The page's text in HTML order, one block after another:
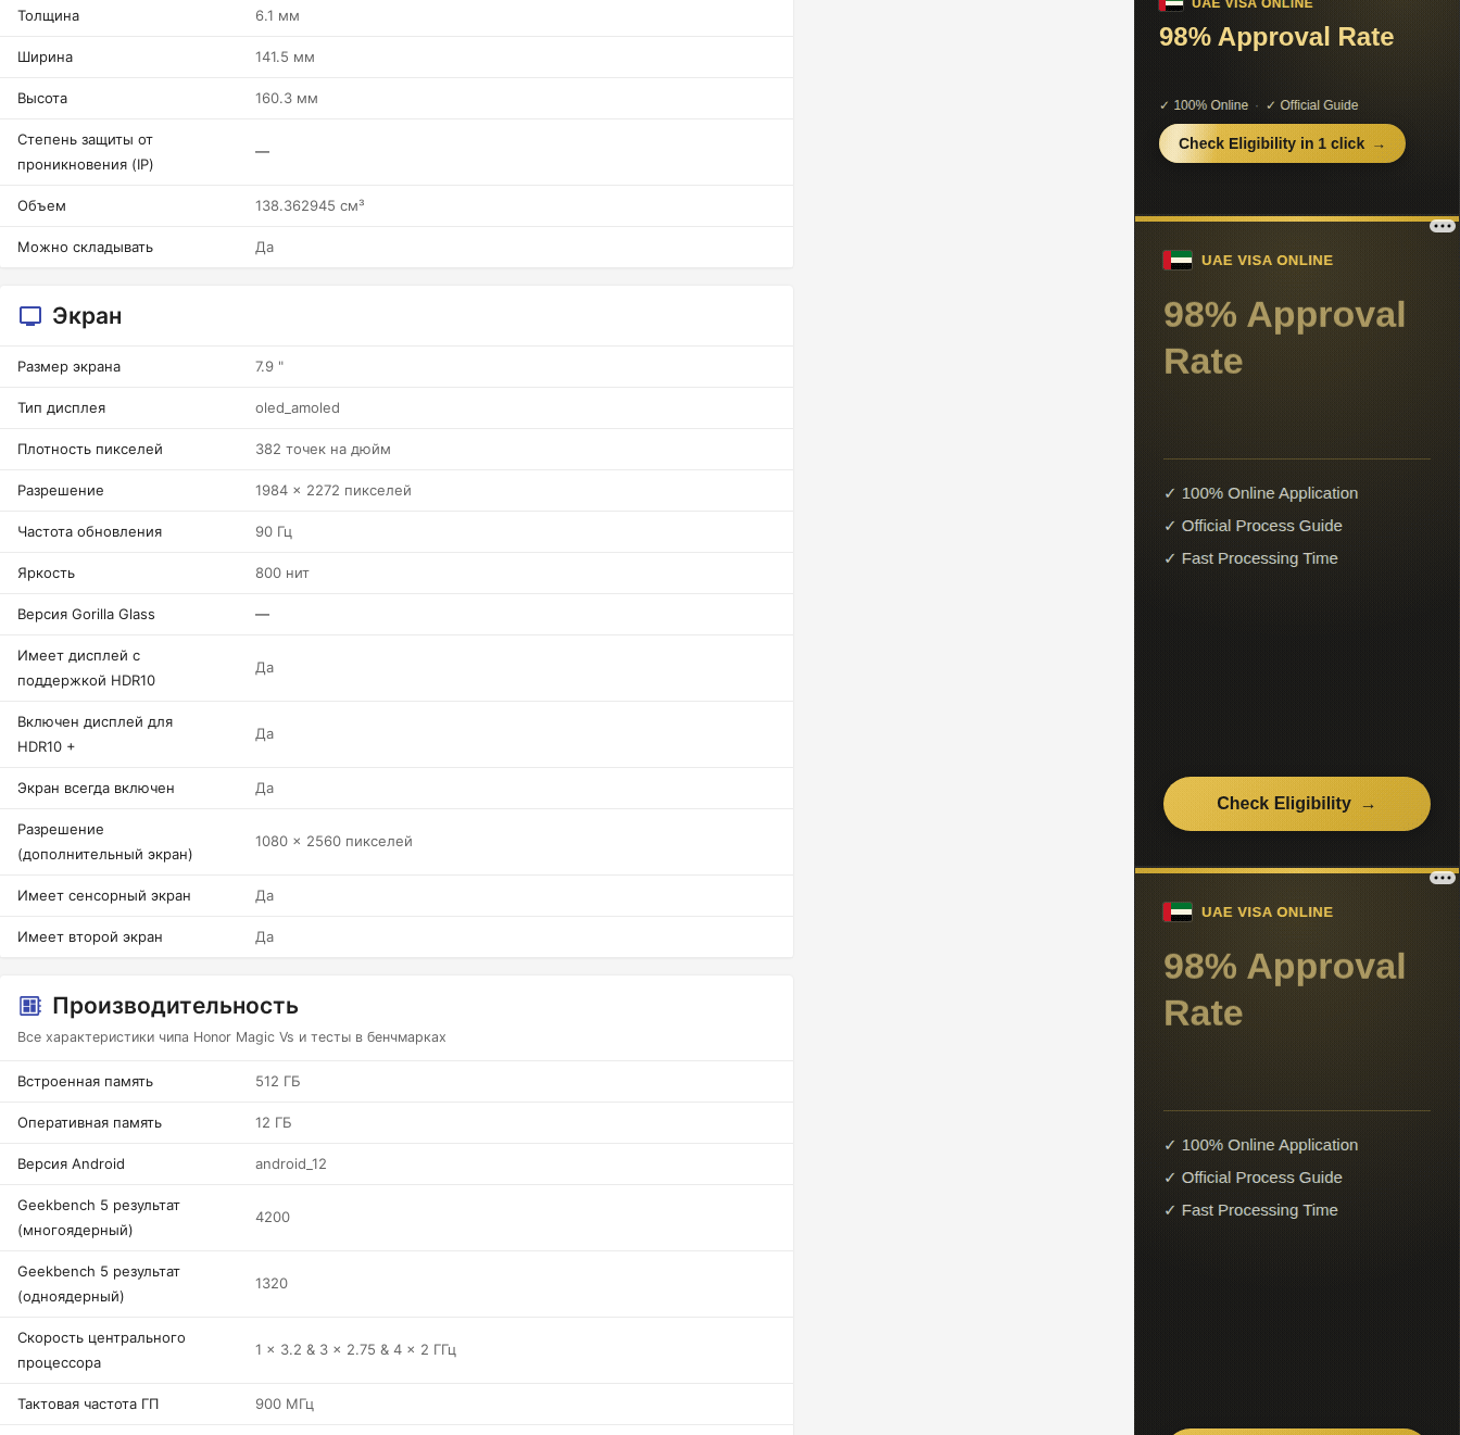
Толщина 6.1 мм
Ширина 141.5 мм
Высота 160.3 мм
Степень защиты от
проникновения (IP)
—
Объем 138.362945 см³
Можно складывать Да
Экран
Размер экрана 7.9 "
Тип дисплея oled_amoled
Плотность пикселей 382 точек на дюйм
Разрешение 1984 x 2272 пикселей
Частота обновления 90 Гц
Яркость 800 нит
Версия Gorilla Glass —
Имеет дисплей с
поддержкой HDR10
Да
Включен дисплей для
HDR10 +
Да
Экран всегда включен Да
Разрешение
(дополнительный экран)
1080 x 2560 пикселей
Имеет сенсорный экран Да
Имеет второй экран Да
Производительность
Все характеристики чипа Honor Magic Vs и тесты в бенчмарках
Встроенная память 512 ГБ
Оперативная память 12 ГБ
Версия Android android_12
Geekbench 5 результат
(многоядерный)
4200
Geekbench 5 результат
(одноядерный)
1320
Скорость центрального
процессора
1 x 3.2 & 3 x 2.75 & 4 x 2 ГГц
Тактовая частота ГП 900 МГц